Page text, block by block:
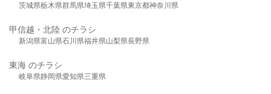
茨城県栃木県群馬県埼玉県千葉県東京都神奈川県
甲信越・北陸 のチラシ
新潟県富山県石川県福井県山梨県長野県
東海 のチラシ
岐阜県静岡県愛知県三重県